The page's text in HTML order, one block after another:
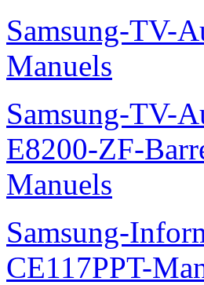
Samsung-TV-
Manuels
Samsung-TV-
E8200-ZF-
Manuels
Samsung-
CE117PPT-